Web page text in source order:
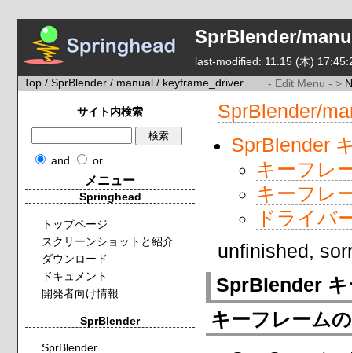
SprBlender/
last-modified: 11.15 (木)
Top /SprBlender / manual / keyframe_driver - Edit Menu - >
SprBlender/
SprBlender
キーフレ
キーフレ
ドライバ
unfinished,
SprBlender キ
キーフレーム
サイト内検索
and or
メニュー
Springhead
トップページ
スクリーンショットと紹介
ダウンロード
ドキュメント
開発者向け情報
SprBlender
SprBlender